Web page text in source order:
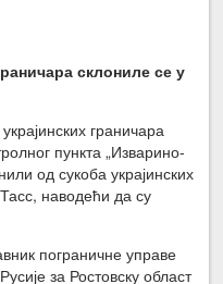
склониле се у
граничара
пункта „Изварино-
од сукоба украјинских
наводећи да су
пограничне управе
за Ростовску област